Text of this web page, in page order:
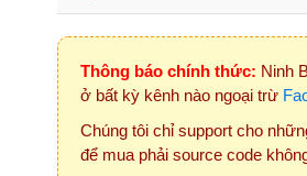
Thông báo chính thức: Ninh
ở bất kỳ kênh nào ngoại trừ
Chúng tôi chỉ support cho
để mua phải source code